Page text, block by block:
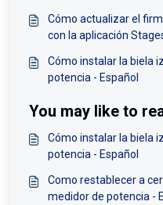
Cómo actualizar el
Cómo instalar la biela
potencia - Español
You may like to
Cómo instalar la biela
potencia - Español
Como restablecer a
medidor de potencia -